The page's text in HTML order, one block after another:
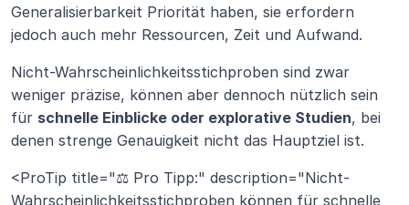
Generalisierbarkeit Priorität haben, sie erfordern
jedoch auch mehr Ressourcen, Zeit und Aufwand.
Nicht-Wahrscheinlichkeitsstichproben sind zwar
weniger präzise, können aber dennoch nützlich sein
für schnelle Einblicke oder explorative Studien, bei
denen strenge Genauigkeit nicht das Hauptziel ist.
<ProTip title="⚖️ Pro Tipp:" description="Nicht-
Wahrscheinlichkeitsstichproben können für schnelle